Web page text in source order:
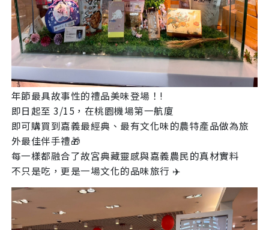
年節最具故事性的禮品美味登場！!
即日起至 3/15，在桃園機場第一航廈
即可購買到嘉義最經典、最有文化味的農特產品做為旅
外最佳伴手禮🎁
每一樣都融合了故宮典藏靈感與嘉義農民的真材實料
不只是吃，更是一場文化的品味旅行 ✈️